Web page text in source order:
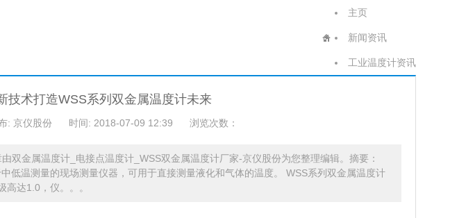
主页
新闻资讯
工业温度计资讯
技术打造WSS系列双金属温度计未来
: 京仪股份 时间: 2018-07-09 12:39 浏览次数：
双金属温度计_电接点温度计_WSS双金属温度计厂家-京仪股份为您整理编辑。摘要：
低温测量的现场测量仪器，可用于直接测量液化和气体的温度。 WSS系列双金属温度计
达1.0，仪。。。